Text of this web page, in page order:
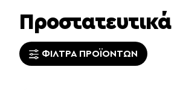
Προστατευτικά
ΦΊΛΤΡΑ ΠΡΟΪΌΝΤΩΝ